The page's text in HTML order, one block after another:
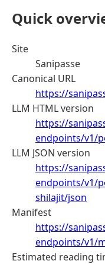
Quick
Site
Sanipasse
Canonical URL
https://
LLM HTML version
https://
endpoints/v1/
LLM JSON version
https://
endpoints/v1/
shilajit/json
Manifest
https://
endpoints/v1/
Estimated reading